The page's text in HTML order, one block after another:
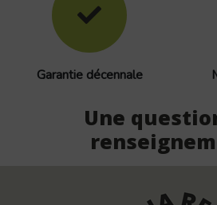
Garantie décennale
Une